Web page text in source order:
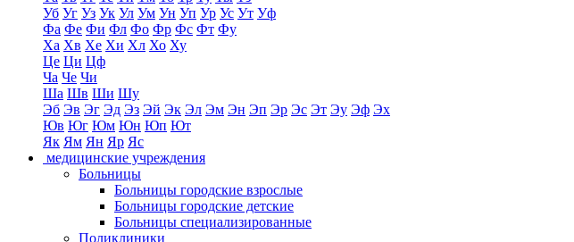
Уб Уг Уз Ук Ул Ум Ун Уп Ур Ус Ут Уф
Фа Фе Фи Фл Фо Фр Фс Фт Фу
Ха Хв Хе Хи Хл Хо Ху
Це Ци Цф
Ча Че Чи
Ша Шв Ши Шу
Эб Эв Эг Эд Эз Эй Эк Эл Эм Эн Эп Эр Эс Эт Эу Эф Эх
Юв Юг Юм Юн Юп Ют
Як Ям Ян Яр Яс
медицинские учреждения
Больницы
Больницы городские взрослые
Больницы городские детские
Больницы специализированные
Поликлиники